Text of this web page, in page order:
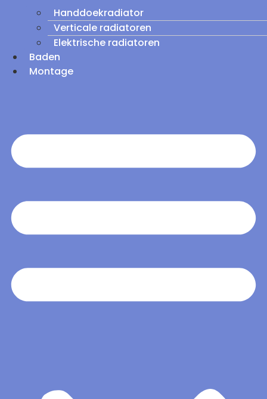
Handdoekradiator
Verticale radiatoren
Elektrische radiatoren
Baden
Montage